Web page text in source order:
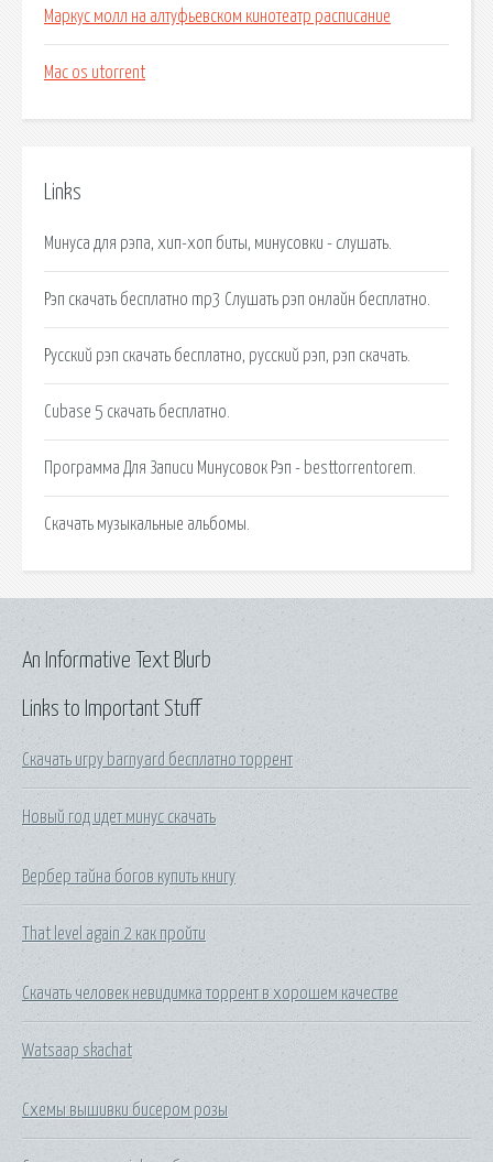
Маркус молл на алтуфьевском кинотеатр расписание
Mac os utorrent
Links
Минуса для рэпа, хип-хоп биты, минусовки - слушать.
Рэп скачать бесплатно mp3 Слушать рэп онлайн бесплатно.
Русский рэп скачать бесплатно, русский рэп, рэп скачать.
Cubase 5 скачать бесплатно.
Программа Для Записи Минусовок Рэп - besttorrentorem.
Скачать музыкальные альбомы.
Links to Important Stuff
Скачать игру barnyard бесплатно торрент
Новый год идет минус скачать
Вербер тайна богов купить книгу
That level again 2 как пройти
Скачать человек невидимка торрент в хорошем качестве
Watsaap skachat
Схемы вышивки бисером розы
An Informative Text Blurb